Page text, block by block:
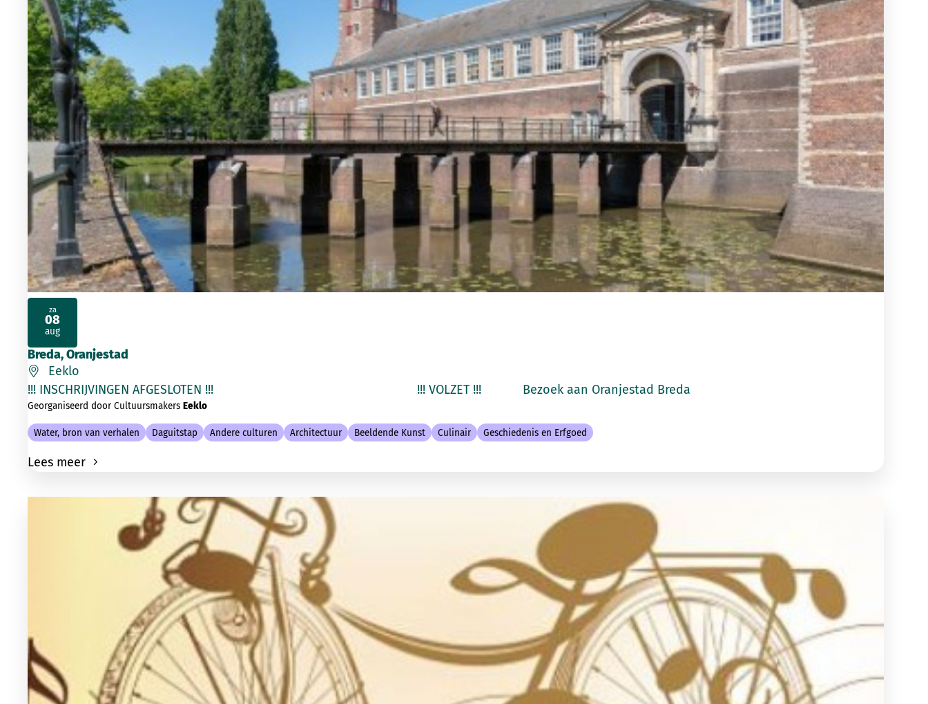
Breda, Oranjestad
Eeklo
!!! INSCHRIJVINGEN AFGESLOTEN !!! !!! VOLZET !!! Bezoek aan Oranjestad Breda
Georganiseerd door Cultuursmakers Eeklo
Water, bron van verhalen Daguitstap Andere culturen Architectuur Beeldende Kunst Culinair Geschiedenis en Erfgoed
Lees meer
za
08
aug
2026